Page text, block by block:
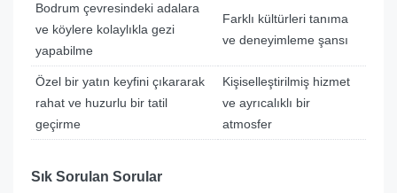
Bodrum çevresindeki adalara
ve köylere kolaylıkla gezi
yapabilme
Farklı kültürleri tanıma
ve deneyimleme şansı
Özel bir yatın keyfini çıkararak
rahat ve huzurlu bir tatil
geçirme
Kişiselleştirilmiş hizmet
ve ayrıcalıklı bir
atmosfer
Sık Sorulan Sorular